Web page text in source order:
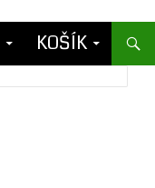
KOŠÍK